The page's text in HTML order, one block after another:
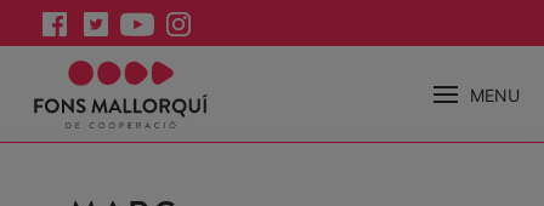
MENU